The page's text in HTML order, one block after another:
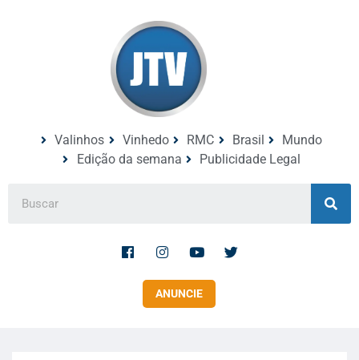
Valinhos Vinhedo RMC Brasil
Mundo
Edição da semana
Publicidade Legal
ANUNCIE